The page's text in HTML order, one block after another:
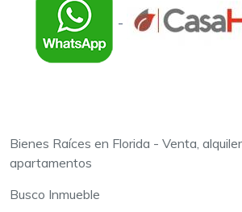
-
Bienes Raíces en Florida - Venta,
apartamentos
Busco Inmueble